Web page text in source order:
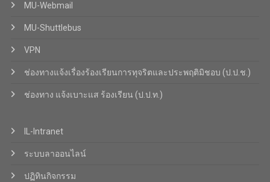
MU-Webmail
MU-Shuttlebus
VPN
ช่องทางแจ้งเรื่องร้องเรียนการทุจริตและประพฤติมิชอบ (ป.ป.ช.)
ช่องทาง แจ้งเบาะแส ร้องเรียน (ป.ป.ท.)
IL-Intranet
ระบบลาออนไลน์
ปฏิทินกิจกรรม